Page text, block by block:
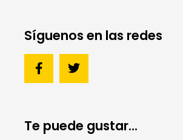
Síguenos en las redes
Te puede gustar...